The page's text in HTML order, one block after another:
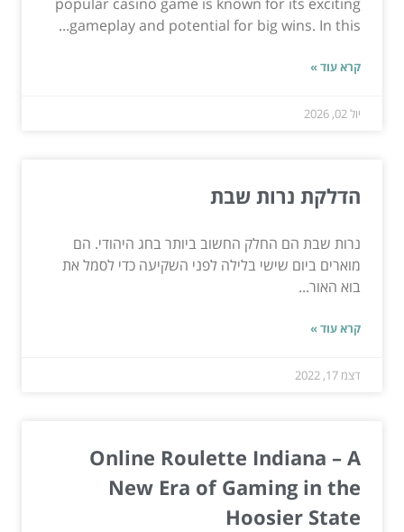
popular casino game is known for its exciting
gameplay and potential for big wins. In this...
קרא עוד »
יול 02, 2026
הדלקת נרות שבת
נרות שבת הם החלק החשוב ביותר בחג היהודי. הם
מוארים ביום שישי בלילה לפני השקיעה כדי לסמל את
בוא האור...
קרא עוד »
דצמ 17, 2022
Online Roulette Indiana – A
New Era of Gaming in the
Hoosier State